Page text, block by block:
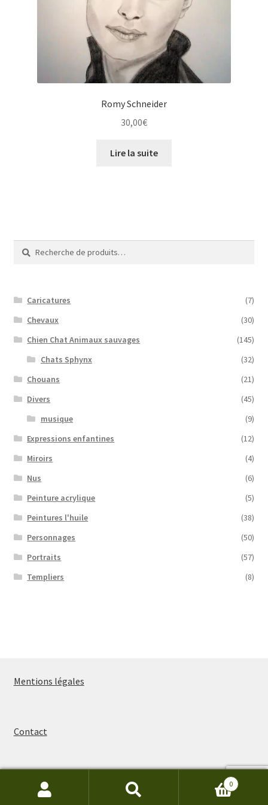
WPMS HTML Sitemap
Romy Schneider
30,00€
Lire la suite
Recherche
pour :
Recherche
Caricatures
(7)
Chevaux
(30)
Chien Chat Animaux sauvages
(145)
Chats Sphynx
(32)
Chouans
(21)
Divers
(45)
musique
(9)
Expressions enfantines
(12)
Miroirs
(4)
Nus
(6)
Peinture acrylique
(5)
Peintures l'huile
(38)
Personnages
(50)
Portraits
(57)
Templiers
(8)
Mentions légales
Contact
Recherche
Recherche
0